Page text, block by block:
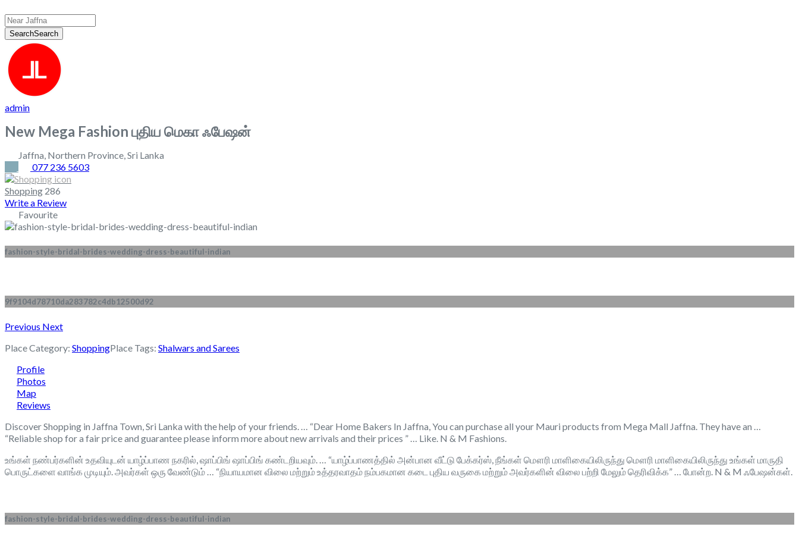
SearchSearch
admin
New Mega Fashion புதிய மெகா ஃபேஷன்
Jaffna Northern Province Sri Lanka
077 236 5603
Shopping 286
Write a Review
Favourite
fashion-style-bridal-brides-wedding-dress-beautiful-indian
9f9104d78710da283782c4db12500d92
Previous Next
Place Category: ShoppingPlace Tags: Shalwars and Sarees
Profile
Photos
Map
Reviews
Discover Shopping in Jaffna Town, Sri Lanka with the help of your friends. … “Dear Home Bakers In Jaffna, You can purchase all your Mauri products from Mega Mall Jaffna. They have an …
“Reliable shop for a fair price and guarantee please inform more about new arrivals and their prices ” … Like. N & M Fashions.
உங்கள் நண்பர்களின் உதவியுடன் யாழ்ப்பாண நகரில், ஷாப்பிங் ஷாப்பிங் கண்டறியவும். … “யாழ்ப்பாணத்தில் அன்பான வீட்டு பேக்கர்ஸ், நீங்கள் மௌரி மாளிகையிலிருந்து மௌரி மாளிகையிலிருந்து உங்கள் மாருதி
பொருட்களை வாங்க முடியும். அவர்கள் ஒரு வேண்டும் … “நியாயமான விலை மற்றும் உத்தரவாதம் நம்பகமான கடை புதிய வருகை மற்றும் அவர்களின் விலை பற்றி மேலும் தெரிவிக்க” … போன்ற. N & M ஃபேஷன்கள்.
fashion-style-bridal-brides-wedding-dress-beautiful-indian